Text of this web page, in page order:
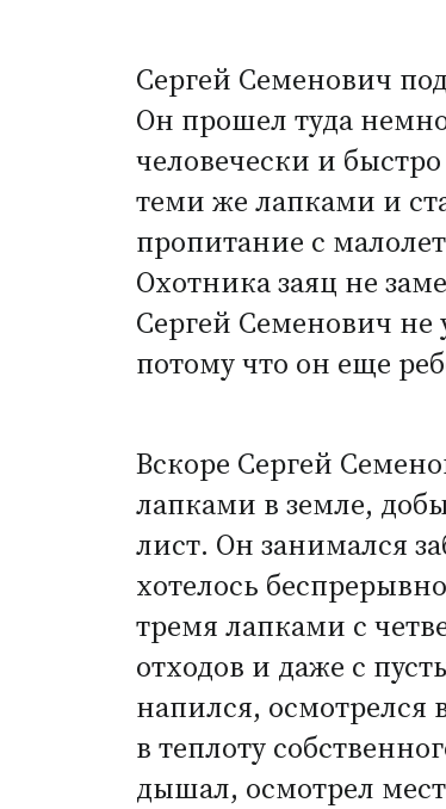
Сергей Семенович
Он прошел туда
человечески и
теми же лапками и
пропитание с
Охотника заяц не
Сергей Семенович
потому что он еще
Вскоре Сергей
лапками в земле,
лист. Он занимался
хотелось
тремя лапками с
отходов и даже с
напился,
в теплоту
дышал, осмотрел